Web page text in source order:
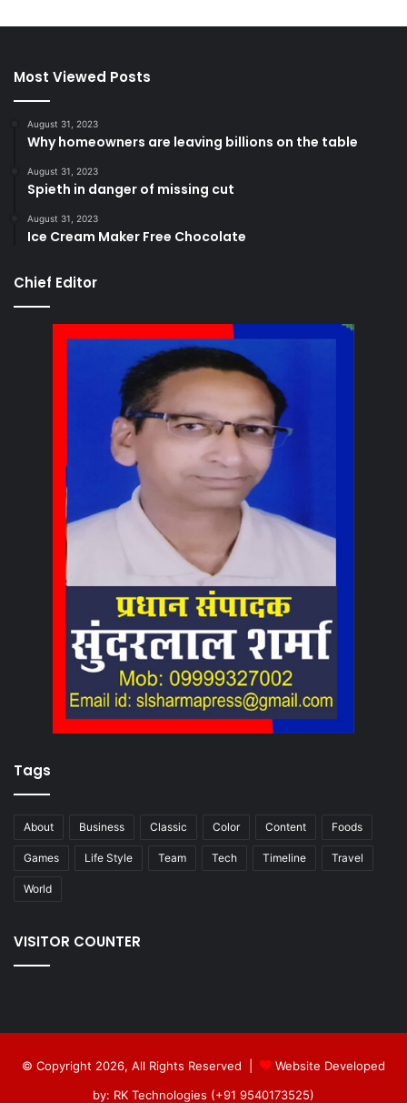
Most Viewed Posts
August 31, 2023
Why homeowners are leaving billions on the table
August 31, 2023
Spieth in danger of missing cut
August 31, 2023
Ice Cream Maker Free Chocolate
Chief Editor
Tags
About Business Classic Color Content Foods
Games Life Style Team Tech Timeline Travel
World
VISITOR COUNTER
© Copyright 2026, All Rights Reserved |
Website Developed
by: RK Technologies (+91 9540173525)